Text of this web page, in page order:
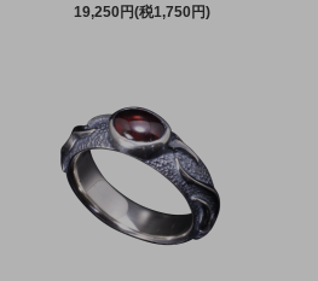
19,250円(税1,750円)